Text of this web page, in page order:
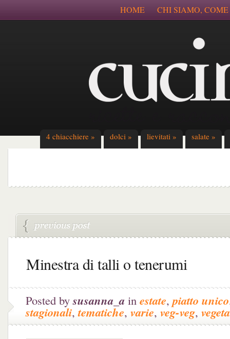
HOME CHI SIAMO,
4 chiacchiere » dolci » lievitati » salate »
Minestra di talli o tenerumi
Posted bysusanna_a in estate,piatto unico
stagionali,tematiche, varie, veg-veg,